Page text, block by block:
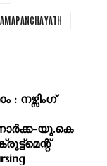
: നഴ്സിംഗ്
യു.കെ